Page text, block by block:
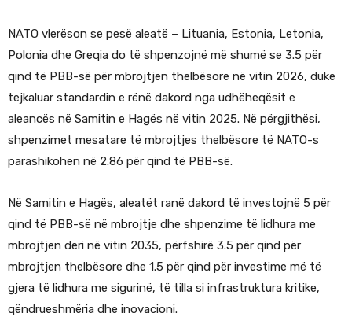
NATO vlerëson se pesë aleatë – Lituania, Estonia, Letonia,
Polonia dhe Greqia do të shpenzojnë më shumë se 3.5 për
qind të PBB-së për mbrojtjen thelbësore në vitin 2026, duke
tejkaluar standardin e rënë dakord nga udhëheqësit e
aleancës në Samitin e Hagës në vitin 2025. Në përgjithësi,
shpenzimet mesatare të mbrojtjes thelbësore të NATO-s
parashikohen në 2.86 për qind të PBB-së.
Në Samitin e Hagës, aleatët ranë dakord të investojnë 5 për
qind të PBB-së në mbrojtje dhe shpenzime të lidhura me
mbrojtjen deri në vitin 2035, përfshirë 3.5 për qind për
mbrojtjen thelbësore dhe 1.5 për qind për investime më të
gjera të lidhura me sigurinë, të tilla si infrastruktura kritike,
qëndrueshmëria dhe inovacioni.